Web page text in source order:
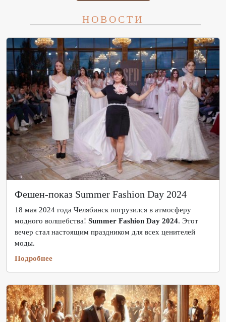
НОВОСТИ
Фешен-показ Summer Fashion Day 2024
18 мая 2024 года Челябинск погрузился в атмосферу
модного волшебства! Summer Fashion Day 2024. Этот
вечер стал настоящим праздником для всех ценителей
моды.
Подробнее